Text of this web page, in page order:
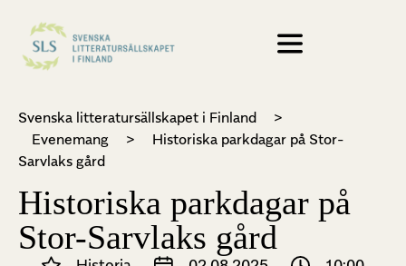
Svenska litteratursällskapet i Finland
>
Evenemang
>
Historiska parkdagar på Stor-
Sarvlaks gård
Historiska parkdagar på
Stor-Sarvlaks gård